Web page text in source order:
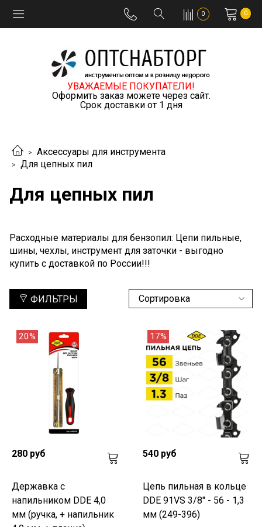
0 0
УВАЖАЕМЫЕ ПОКУПАТЕЛИ!
Оформить заказ можете через сайт.
Срок доставки от 1 дня
Аксессуары для инструмента
Для цепных пил
Для цепных пил
Расходные материалы для бензопил: Цепи пильные,
шины, чехлы, инструмент для заточки - выгодно
купить с доставкой по России!!!
ФИЛЬТРЫ
20%
280 руб
Державка с
напильником DDE 4,0
мм (ручка, + напильник
17%
540 руб
Цепь пильная в кольце
DDE 91VS 3/8" - 56 - 1,3
мм (249-396)